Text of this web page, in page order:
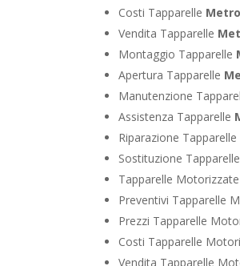
Costi Tapparelle
Vendita Tapparelle
Montaggio Tapparelle
Apertura Tapparelle
Manutenzione
Assistenza Tapparelle
Riparazione Tapparelle
Sostituzione Tapparelle
Tapparelle Motorizzate
Preventivi Tapparelle
Prezzi Tapparelle
Costi Tapparelle
Vendita Tapparelle